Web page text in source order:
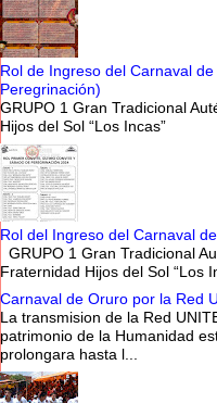
Rol de Ingreso del Carnaval
Peregrinación)
GRUPO 1 Gran Tradicional
Hijos del Sol
Rol del Ingreso del Carnaval
GRUPO 1 Gran Tradicional
Fraternidad Hijos
Carnaval de Oruro por la Red
La transmision de la Red
patrimonio de la Humanidad
prolongara hasta l...